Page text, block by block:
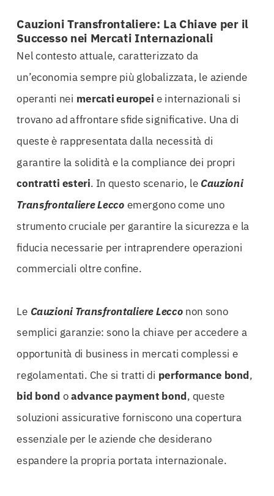
Cauzioni Transfrontaliere: La Chiave per il
Successo nei Mercati Internazionali
Nel contesto attuale, caratterizzato da
un’economia sempre più globalizzata, le aziende
operanti nei mercati europei e internazionali si
trovano ad affrontare sfide significative. Una di
queste è rappresentata dalla necessità di
garantire la solidità e la compliance dei propri
contratti esteri. In questo scenario, le Cauzioni
Transfrontaliere Lecco emergono come uno
strumento cruciale per garantire la sicurezza e la
fiducia necessarie per intraprendere operazioni
commerciali oltre confine.
Le Cauzioni Transfrontaliere Lecco non sono
semplici garanzie: sono la chiave per accedere a
opportunità di business in mercati complessi e
regolamentati. Che si tratti di performance bond,
bid bond oadvance payment bond, queste
soluzioni assicurative forniscono una copertura
essenziale per le aziende che desiderano
espandere la propria portata internazionale.